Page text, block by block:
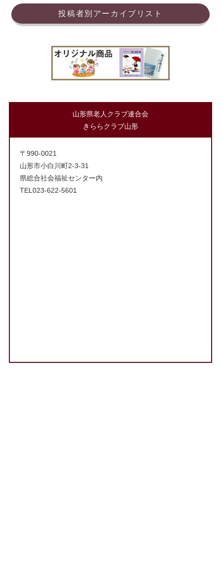
投稿者別アーカイブリスト
山形県老人クラブ連合会
きららクラブ山形
〒990-0021
山形市小白川町2-3-31
県総合社会福祉センター内
TEL023-622-5601